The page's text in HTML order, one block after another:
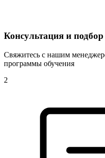
Консультация и
Свяжитесь с нашим
программы обучения
2